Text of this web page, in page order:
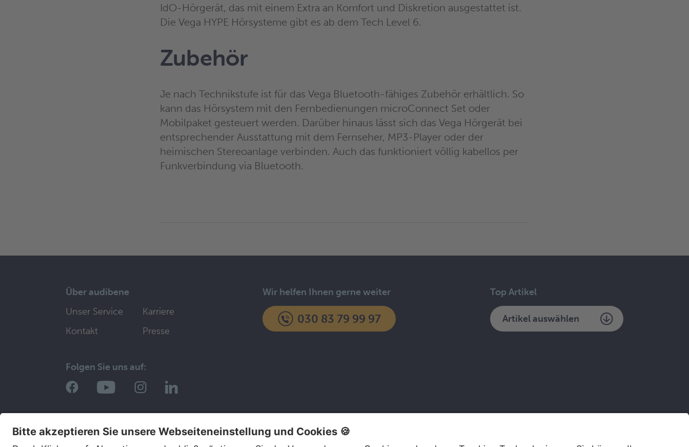
IdO-Hörgerät, das mit einem Extra an Komfort und Diskretion ausgestattet ist.
Die Vega HYPE Hörsysteme gibt es ab dem Tech Level 6.
Zubehör
Je nach Technikstufe ist für das Vega Bluetooth-fähiges Zubehör erhältlich. So
kann das Hörsystem mit den Fernbedienungen microConnect Set oder
Mobilpaket gesteuert werden. Darüber hinaus lässt sich das Vega Hörgerät bei
entsprechender Ausstattung mit dem Fernseher, MP3-Player oder der
heimischen Stereoanlage verbinden. Auch das funktioniert völlig kabellos per
Funkverbindung via Bluetooth.
Über audibene
Unser Service
Karriere
Kontakt
Presse
Folgen Sie uns auf:
Wir helfen Ihnen gerne weiter
030 83 79 99 97
Top Artikel
Artikel auswählen